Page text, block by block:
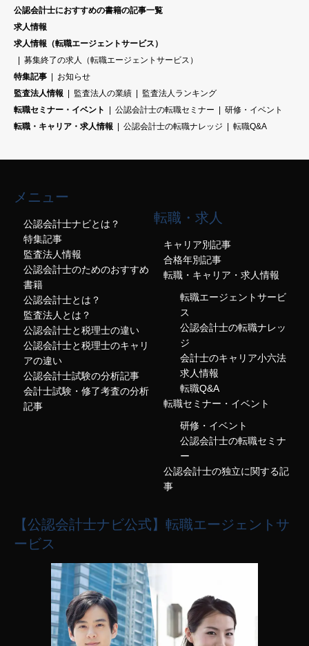
公認会計士におすすめの書籍の記事一覧
求人情報
求人情報（転職エージェントサービス）
募集終了の求人（転職エージェントサービス）
特集記事
お知らせ
監査法人情報
監査法人の業績
監査法人ランキング
転職セミナー・イベント
公認会計士の転職セミナー
研修・イベント
転職・キャリア・求人情報
公認会計士の転職ナレッジ 転職Q&A
メニュー
公認会計士ナビとは？
特集記事
監査法人情報
公認会計士のためのおすすめ
書籍
公認会計士とは？
監査法人とは？
公認会計士と税理士の違い
公認会計士と税理士のキャリ
アの違い
公認会計士試験の分析記事
会計士試験・修了考査の分析
記事
転職・求人
キャリア別記事
合格年別記事
転職・キャリア・求人情報
転職エージェントサービ
ス
公認会計士の転職ナレッ
ジ
会計士のキャリア小六法
求人情報
転職Q&A
転職セミナー・イベント
研修・イベント
公認会計士の転職セミナ
ー
公認会計士の独立に関する記
事
【公認会計士ナビ公式】転職エージェントサ
ービス